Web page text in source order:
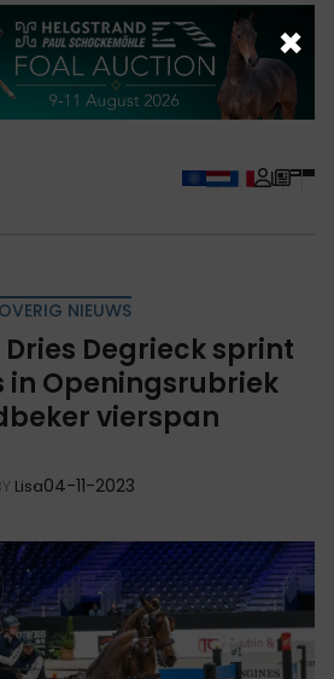
OVERIG NIEUWS
Dries Degrieck sprint
in Openingsrubriek
vierspan
Lisa04-11-2023
×